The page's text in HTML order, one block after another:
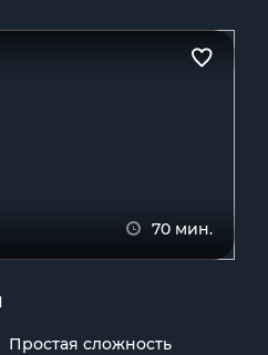
70 мин.
Простая сложность